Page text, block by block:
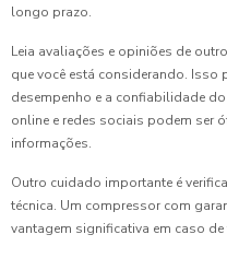
longo prazo.
Leia avaliações e opiniões de
que você está considerando.
desempenho e a confiabilidade
online e redes sociais podem ser
informações.
Outro cuidado importante é
técnica. Um compressor com
vantagem significativa em caso